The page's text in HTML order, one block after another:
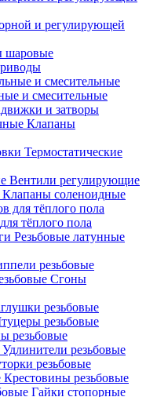
и регулирующей
шаровые
и смесительные
и затворы
Клапаны
Термостатические
Вентили регулирующие
Клапаны соленоидные
тёплого пола
Резьбовые латунные
резьбовые
Сгоны
резьбовые
резьбовые
резьбовые
Удлинители резьбовые
резьбовые
Крестовины резьбовые
Гайки стопорные